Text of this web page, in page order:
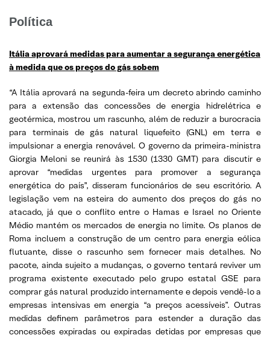
Política
Itália aprovará medidas para aumentar a segurança energética
à medida que os preços do gás sobem
“A Itália aprovará na segunda-feira um decreto abrindo caminho
para a extensão das concessões de energia hidrelétrica e
geotérmica, mostrou um rascunho, além de reduzir a burocracia
para terminais de gás natural liquefeito (GNL) em terra e
impulsionar a energia renovável. O governo da primeira-ministra
Giorgia Meloni se reunirá às 1530 (1330 GMT) para discutir e
aprovar “medidas urgentes para promover a segurança
energética do país”, disseram funcionários de seu escritório. A
legislação vem na esteira do aumento dos preços do gás no
atacado, já que o conflito entre o Hamas e Israel no Oriente
Médio mantém os mercados de energia no limite. Os planos de
Roma incluem a construção de um centro para energia eólica
flutuante, disse o rascunho sem fornecer mais detalhes. No
pacote, ainda sujeito a mudanças, o governo tentará reviver um
programa existente executado pelo grupo estatal GSE para
comprar gás natural produzido internamente e depois vendê-lo a
empresas intensivas em energia “a preços acessíveis”. Outras
medidas definem parâmetros para estender a duração das
concessões expiradas ou expiradas detidas por empresas que